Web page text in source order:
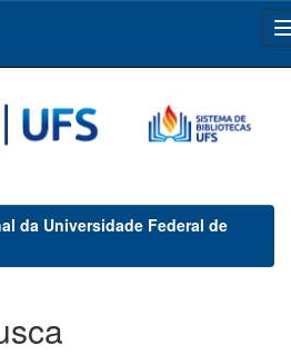
da Universidade Federal de